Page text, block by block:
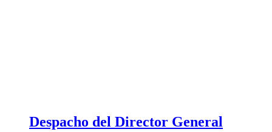
Despacho del Director General​